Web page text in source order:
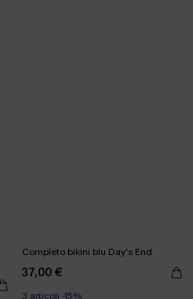
Completo bikini blu Day's End
37,00 €
3 articoli -15%